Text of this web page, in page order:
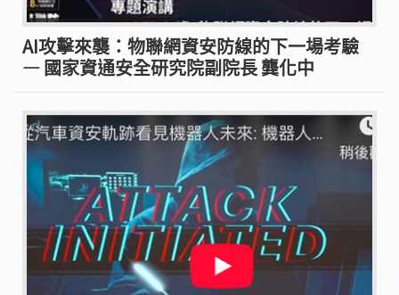
AI攻擊來襲：物聯網資安防線的下一場考驗
— 國家資通安全研究院副院長 龔化中